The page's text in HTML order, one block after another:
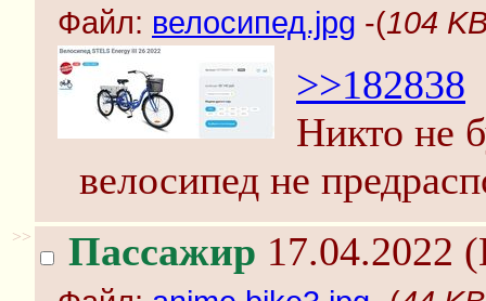
Файл: велосипед.jpg -(104
>>182838
Никто не
велосипед не
>> Пассажир 17.04.2022